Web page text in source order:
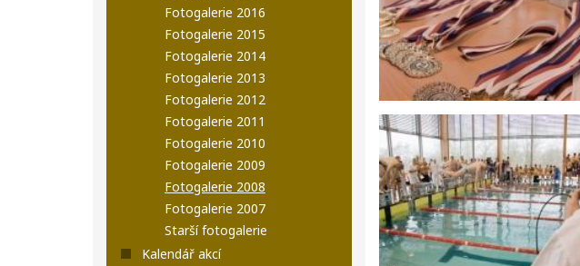
Fotogalerie 2016
Fotogalerie 2015
Fotogalerie 2014
Fotogalerie 2013
Fotogalerie 2012
Fotogalerie 2011
Fotogalerie 2010
Fotogalerie 2009
Fotogalerie 2008
Fotogalerie 2007
Starší fotogalerie
Kalendář akcí